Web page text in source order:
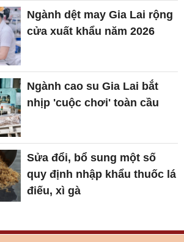
Ngành dệt may Gia Lai rộng
cửa xuất khẩu năm 2026
Ngành cao su Gia Lai bắt
nhịp 'cuộc chơi' toàn cầu
Sửa đổi, bổ sung một số
quy định nhập khẩu thuốc lá
điếu, xì gà